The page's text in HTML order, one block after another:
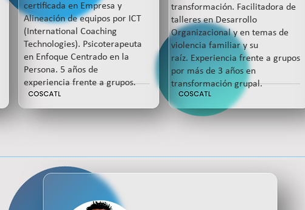
certificada en Empresa y
Alineación de equipos por ICT
(International Coaching
Technologies). Psicoterapeuta
en Enfoque Centrado en la
Persona. 5 años de
experiencia frente a grupos.
transformación. Facilitadora de
talleres en Desarrollo
Organizacional y en temas de
violencia familiar y su
raíz. Experiencia frente a grupos
por más de 3 años en
transformación grupal.